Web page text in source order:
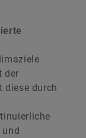
der
diese durch